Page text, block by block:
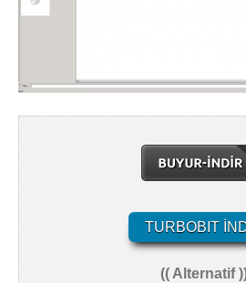
TURBOBIT
(( Alternatif